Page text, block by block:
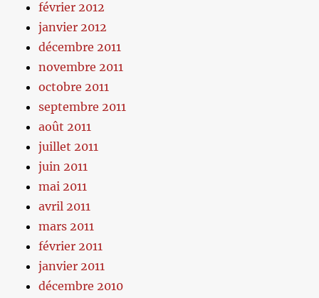
février 2012
janvier 2012
décembre 2011
novembre 2011
octobre 2011
septembre 2011
août 2011
juillet 2011
juin 2011
mai 2011
avril 2011
mars 2011
février 2011
janvier 2011
décembre 2010